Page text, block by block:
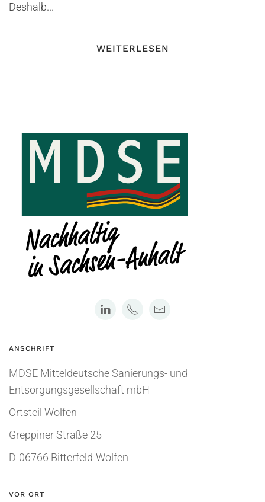
Deshalb...
WEITERLESEN
ANSCHRIFT
MDSE Mitteldeutsche Sanierungs- und
Entsorgungsgesellschaft mbH
Ortsteil Wolfen
Greppiner Straße 25
D-06766 Bitterfeld-Wolfen
VOR ORT